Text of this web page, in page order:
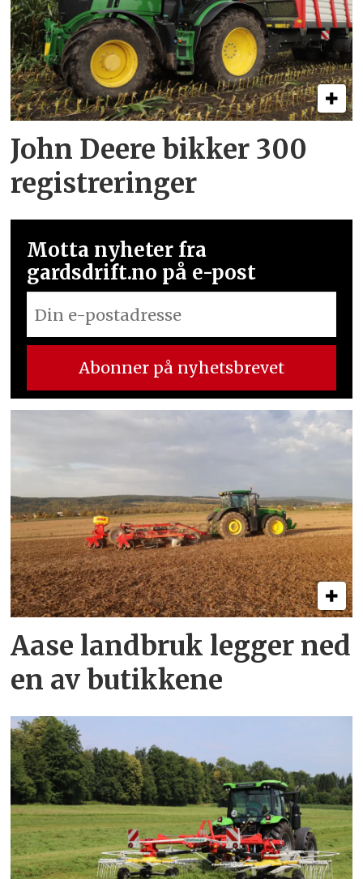
John Deere bikker 300
registreringer
Motta nyheter fra
gardsdrift.no på e-post
Aase landbruk legger ned
en av butikkene